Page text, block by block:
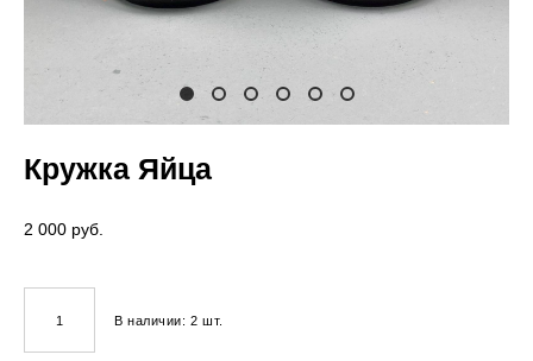
Кружка Яйца
2 000 pуб.
В наличии:2 шт.